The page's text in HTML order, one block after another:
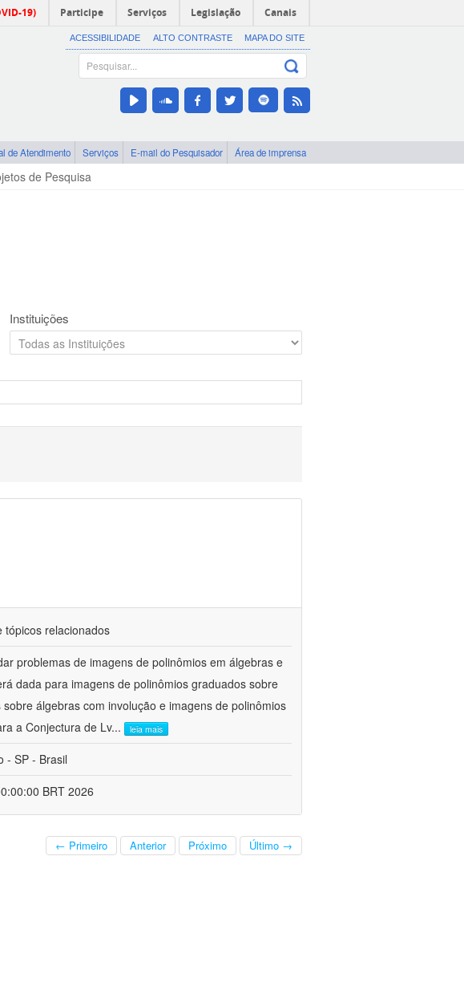
19) Participe Serviços Legislação Canais
ACESSIBILIDADE ALTO CONTRASTE MAPA DO SITE
de Atendimento Serviços E-mail do Pesquisador Área de imprensa
de Pesquisa
Instituições
tópicos relacionados
problemas de imagens de polinômios em álgebras e
dada para imagens de polinômios graduados sobre
álgebras com involução e imagens de polinômios
a Conjectura de Lv... leia mais
- SP - Brasil
BRT 2026
← Primeiro Anterior Próximo Último →